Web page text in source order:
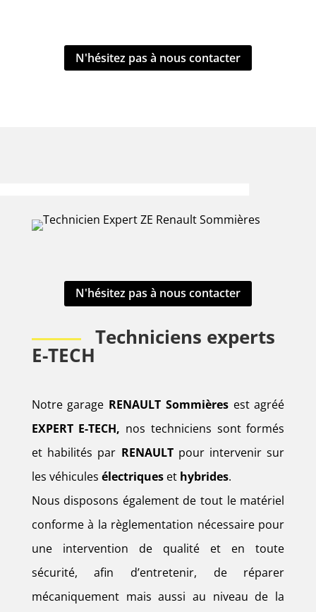
N'hésitez pas à nous contacter
N'hésitez pas à nous contacter
Techniciens experts
E-TECH
Notre garage RENAULT Sommièresest agréé
EXPERT E-TECH, nos techniciens sont formés
et habilités par RENAULTpour intervenir sur
les véhicules électriques ethybrides.
Nous disposons également de tout le matériel
conforme à la règlementation nécessaire pour
une intervention de qualité et en toute
sécurité, afin d’entretenir, de réparer
mécaniquement mais aussi au niveau de la